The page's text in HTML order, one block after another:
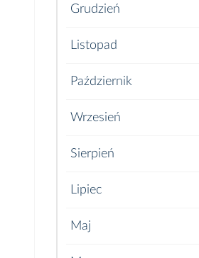
Grudzień
Listopad
Październik
Wrzesień
Sierpień
Lipiec
Maj